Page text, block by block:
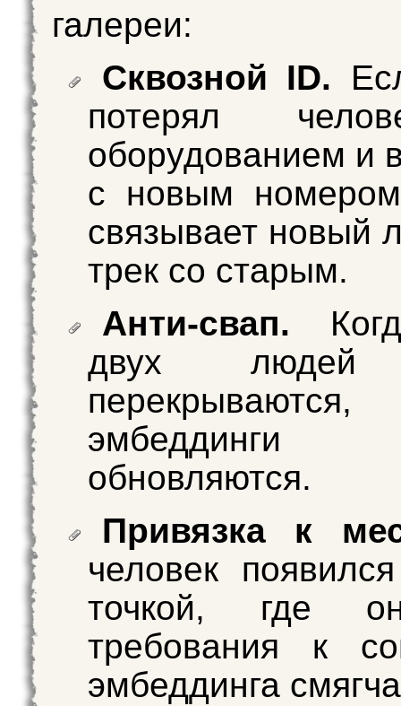
галереи:
Сквозной ID.
потерял
оборудованием и
с новым
связывает новый
трек со старым.
Анти-свап.
двух людей
обновляются.
Привязка к
человек
точкой, где
требования к
эмбеддинга